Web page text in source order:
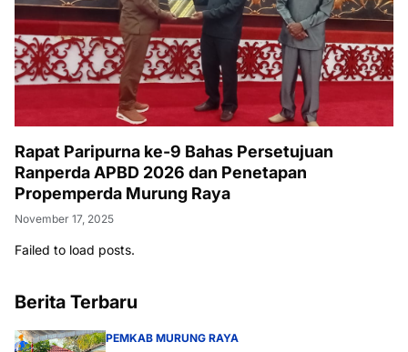
Rapat Paripurna ke-9 Bahas Persetujuan
Ranperda APBD 2026 dan Penetapan
Propemperda Murung Raya
November 17, 2025
Failed to load posts.
Berita Terbaru
PEMKAB MURUNG RAYA